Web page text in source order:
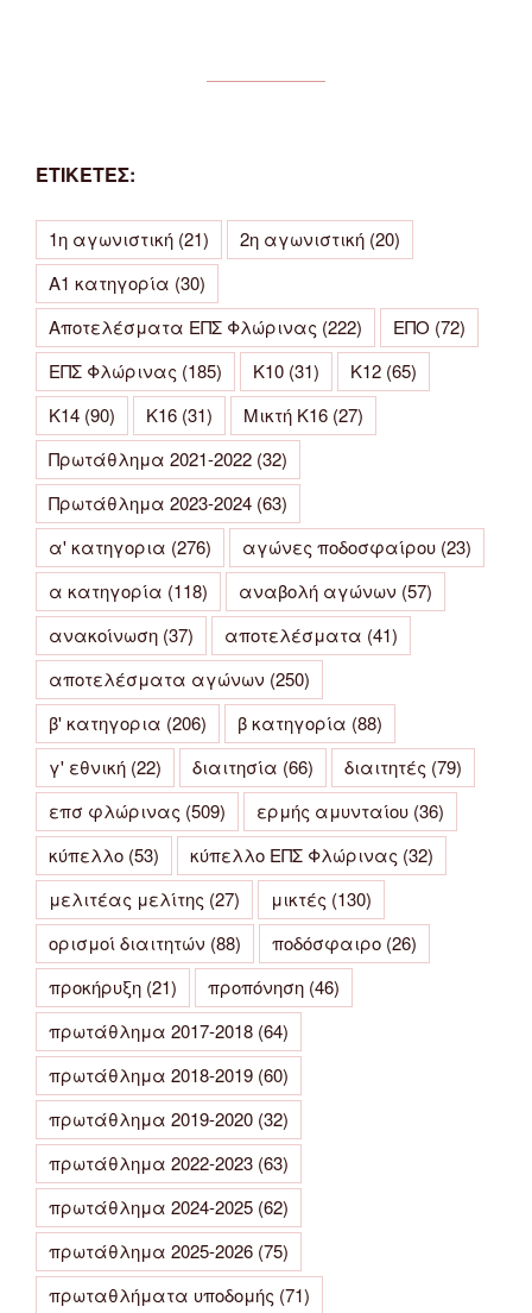
ΕΤΙΚΕΤΕΣ:
1η αγωνιστική (21) 2η αγωνιστική (20)
Α1 κατηγορία (30)
Αποτελέσματα ΕΠΣ Φλώρινας (222) ΕΠΟ (72)
ΕΠΣ Φλώρινας (185) Κ10 (31) Κ12 (65)
Κ14 (90) Κ16 (31) Μικτή Κ16 (27)
Πρωτάθλημα 2021-2022 (32)
Πρωτάθλημα 2023-2024 (63)
α' κατηγορια (276) αγώνες ποδοσφαίρου (23)
α κατηγορία (118) αναβολή αγώνων (57)
ανακοίνωση (37) αποτελέσματα (41)
αποτελέσματα αγώνων (250)
β' κατηγορια (206) β κατηγορία (88)
γ' εθνική (22) διαιτησία (66) διαιτητές (79)
επσ φλώρινας (509) ερμής αμυνταίου (36)
κύπελλο (53) κύπελλο ΕΠΣ Φλώρινας (32)
μελιτέας μελίτης (27) μικτές (130)
ορισμοί διαιτητών (88) ποδόσφαιρο (26)
προκήρυξη (21) προπόνηση (46)
πρωτάθλημα 2017-2018 (64)
πρωτάθλημα 2018-2019 (60)
πρωτάθλημα 2019-2020 (32)
πρωτάθλημα 2022-2023 (63)
πρωτάθλημα 2024-2025 (62)
πρωτάθλημα 2025-2026 (75)
πρωταθλήματα υποδομής (71)